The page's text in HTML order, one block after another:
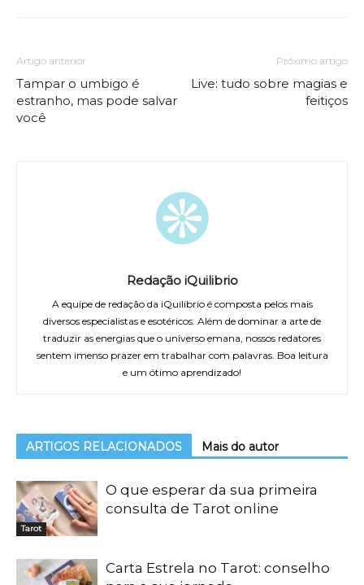
Artigo anterior
Tampar o umbigo é
estranho, mas pode salvar
você
Próximo artigo
Live: tudo sobre magias e
feitiços
Redação iQuilibrio
A equipe de redação da iQuilibrio é composta pelos mais
diversos especialistas e esotéricos. Além de dominar a arte de
traduzir as energias que o universo emana, nossos redatores
sentem imenso prazer em trabalhar com palavras. Boa leitura
e um ótimo aprendizado!
ARTIGOS RELACIONADOS Mais do autor
Tarot
O que esperar da sua primeira
consulta de Tarot online
Carta Estrela no Tarot: conselho